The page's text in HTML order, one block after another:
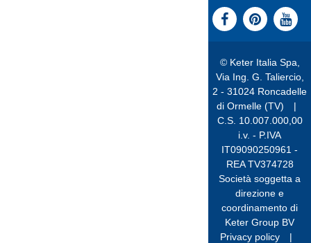
© Keter Italia Spa,
Via Ing. G. Taliercio,
2 - 31024 Roncadelle
di Ormelle (TV)
|
C.S. 10.007.000,00
i.v. - P.IVA
IT09090250961 -
REA TV374728
Società soggetta a
direzione e
coordinamento di
Keter Group BV
Privacy policy
|